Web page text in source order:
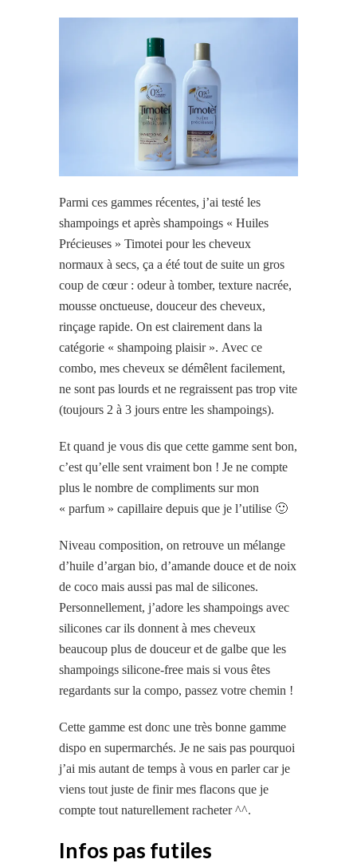
Parmi ces gammes récentes, j’ai testé les
shampoings et après shampoings « Huiles
Précieuses » Timotei pour les cheveux
normaux à secs, ça a été tout de suite un gros
coup de cœur : odeur à tomber, texture nacrée,
mousse onctueuse, douceur des cheveux,
rinçage rapide. On est clairement dans la
catégorie « shampoing plaisir ». Avec ce
combo, mes cheveux se démêlent facilement,
ne sont pas lourds et ne regraissent pas trop vite
(toujours 2 à 3 jours entre les shampoings).
Et quand je vous dis que cette gamme sent bon,
c’est qu’elle sent vraiment bon ! Je ne compte
plus le nombre de compliments sur mon
« parfum » capillaire depuis que je l’utilise 🙂
Niveau composition, on retrouve un mélange
d’huile d’argan bio, d’amande douce et de noix
de coco mais aussi pas mal de silicones.
Personnellement, j’adore les shampoings avec
silicones car ils donnent à mes cheveux
beaucoup plus de douceur et de galbe que les
shampoings silicone-free mais si vous êtes
regardants sur la compo, passez votre chemin !
Cette gamme est donc une très bonne gamme
dispo en supermarchés. Je ne sais pas pourquoi
j’ai mis autant de temps à vous en parler car je
viens tout juste de finir mes flacons que je
compte tout naturellement racheter ^^.
Infos pas futiles